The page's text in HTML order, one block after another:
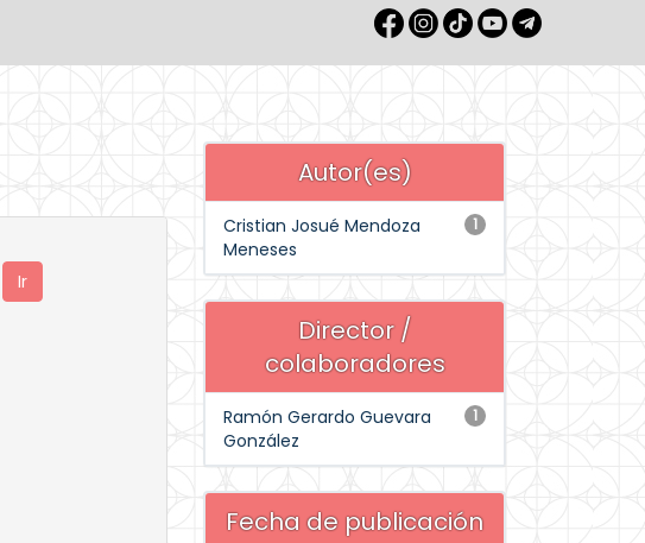
Autor(es)
1
Cristian Josué Mendoza
Meneses
Director /
colaboradores
1
Ramón Gerardo Guevara
González
Fecha de publicación